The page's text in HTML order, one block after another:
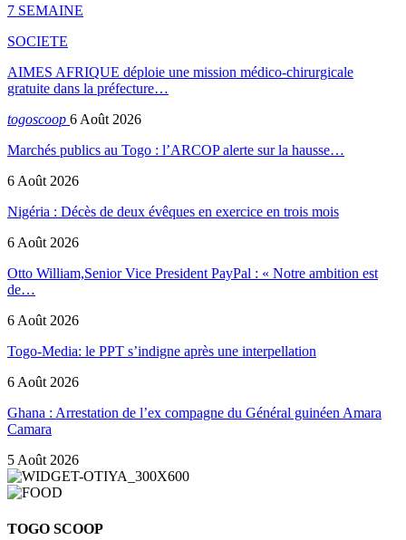
7 SEMAINE
SOCIETE
AIMES AFRIQUE déploie une mission médico-chirurgicale
gratuite dans la préfecture…
togoscoop 6 Août 2026
Marchés publics au Togo : l’ARCOP alerte sur la hausse…
6 Août 2026
Nigéria : Décès de deux évêques en exercice en trois mois
6 Août 2026
Otto William,Senior Vice President PayPal : « Notre ambition est
de…
6 Août 2026
Togo-Media: le PPT s’indigne après une interpellation
6 Août 2026
Ghana : Arrestation de l’ex compagne du Général guinéen Amara
Camara
5 Août 2026
TOGO SCOOP